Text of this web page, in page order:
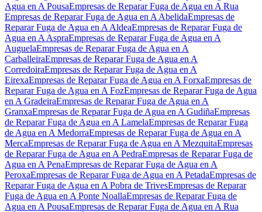
Agua en A PousaEmpresas de Reparar Fuga de Agua en A Rua
Empresas de Reparar Fuga de Agua en A AbelidaEmpresas de
Reparar Fuga de Agua en A AldeaEmpresas de Reparar Fuga de
Agua en A AspraEmpresas de Reparar Fuga de Agua en A
AuguelaEmpresas de Reparar Fuga de Agua en A
CarballeiraEmpresas de Reparar Fuga de Agua en A
CorredoiraEmpresas de Reparar Fuga de Agua en A
EirexaEmpresas de Reparar Fuga de Agua en A ForxaEmpresas de
Reparar Fuga de Agua en A FozEmpresas de Reparar Fuga de Agua
en A GradeiraEmpresas de Reparar Fuga de Agua en A
GranxaEmpresas de Reparar Fuga de Agua en A GudiñaEmpresas
de Reparar Fuga de Agua en A LamelaEmpresas de Reparar Fuga
de Agua en A MedorraEmpresas de Reparar Fuga de Agua en A
MercaEmpresas de Reparar Fuga de Agua en A MezquitaEmpresas
de Reparar Fuga de Agua en A PedraEmpresas de Reparar Fuga de
Agua en A PenaEmpresas de Reparar Fuga de Agua en A
PeroxaEmpresas de Reparar Fuga de Agua en A PetadaEmpresas de
Reparar Fuga de Agua en A Pobra de TrivesEmpresas de Reparar
Fuga de Agua en A Ponte NoallaEmpresas de Reparar Fuga de
Agua en A PousaEmpresas de Reparar Fuga de Agua en A Rua